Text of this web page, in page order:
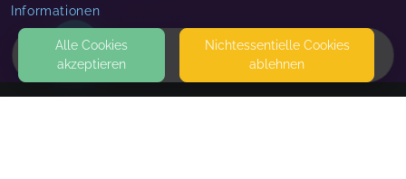
HOME
Informationen
Alle Cookies
akzeptieren
Nicht­essentielle Cookies
ablehnen